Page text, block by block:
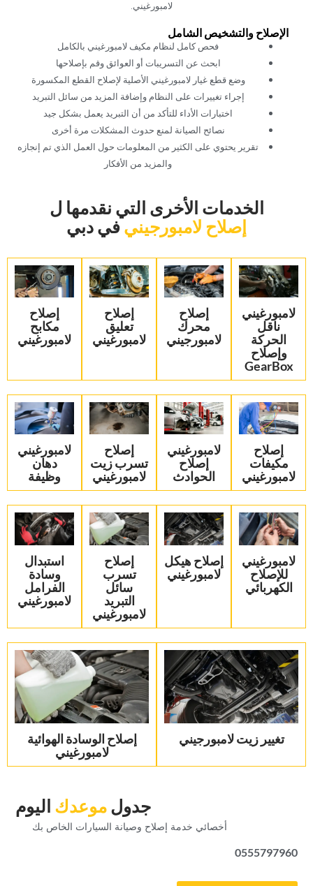
لامبورغيني.‏
‏الإصلاح والتشخيص الشامل‏
‏فحص كامل لنظام مكيف لامبورغيني بالكامل‏
‏ابحث عن التسريبات أو العوائق وقم بإصلاحها‏
‏وضع قطع غيار لامبورغيني الأصلية لإصلاح القطع المكسورة‏
‏إجراء تغييرات على النظام وإضافة المزيد من سائل التبريد‏
‏اختبارات الأداء للتأكد من أن التبريد يعمل بشكل جيد‏
‏نصائح الصيانة لمنع حدوث المشكلات مرة أخرى‏
‏تقرير يحتوي على الكثير من المعلومات حول العمل الذي تم إنجازه
والمزيد من الأفكار‏
‏الخدمات الأخرى التي نقدمها ل‏
إصلاح لامبورجيني‏في دبي‏
‏لامبورغيني
ناقل
الحركة
وإصلاح
GearBox‏
إصلاح
محرك
لامبورجيني
‏إصلاح
تعليق
لامبورغيني‏
‏إصلاح
مكابح
لامبورغيني‏
‏إصلاح
مكيفات
لامبورغيني‏
‏لامبورغيني
إصلاح
الحوادث‏
‏إصلاح
تسرب زيت
لامبورغيني‏
‏لامبورغيني
دهان
وظيفة‏
‏لامبورغيني
للإصلاح
الكهربائي‏
‏إصلاح هيكل
لامبورغيني‏
‏إصلاح
تسرب
سائل
التبريد
لامبورغيني‏
‏استبدال
وسادة
الفرامل
لامبورغيني‏
تغيير زيت لامبورجيني
‏إصلاح الوسادة الهوائية
لامبورغيني‏
‏جدول‏‏موعدك‏ ‏اليوم‏
‏أخصائي خدمة إصلاح وصيانة السيارات الخاص بك‏
0555797960